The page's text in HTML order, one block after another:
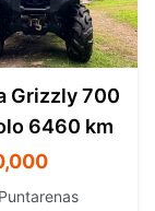
Grizzly 700
6460 km